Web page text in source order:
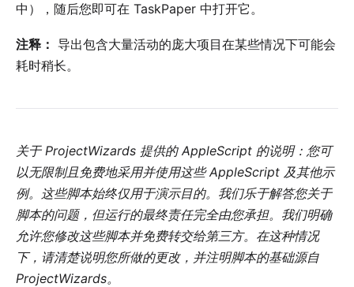
中），随后您即可在 TaskPaper 中打开它。
注释： 导出包含大量活动的庞大项目在某些情况下可能会
耗时稍长。
关于 ProjectWizards 提供的 AppleScript 的说明：您可
以无限制且免费地采用并使用这些 AppleScript 及其他示
例。这些脚本始终仅用于演示目的。我们乐于解答您关于
脚本的问题，但运行的最终责任完全由您承担。我们明确
允许您修改这些脚本并免费转交给第三方。在这种情况
下，请清楚说明您所做的更改，并注明脚本的基础源自
ProjectWizards。